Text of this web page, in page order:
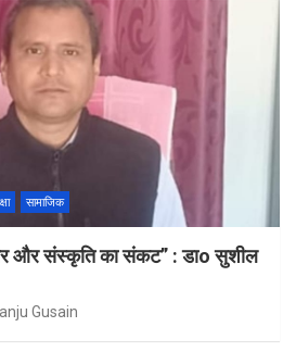
सामाजिक
और संस्कृति का संकट” : डाo सुशील
Gusain